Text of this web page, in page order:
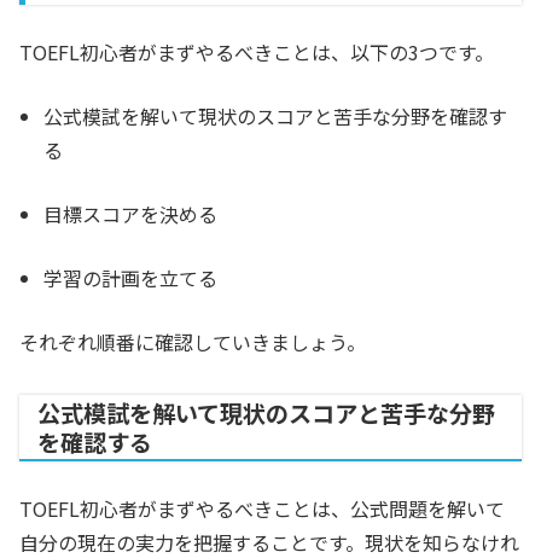
TOEFL初心者がまずやるべきことは、以下の3つです。
公式模試を解いて現状のスコアと苦手な分野を確認す
る
目標スコアを決める
学習の計画を立てる
それぞれ順番に確認していきましょう。
公式模試を解いて現状のスコアと苦手な分野
を確認する
TOEFL初心者がまずやるべきことは、公式問題を解いて
自分の現在の実力を把握することです。現状を知らなけれ